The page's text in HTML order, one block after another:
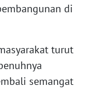
di
turut
semangat